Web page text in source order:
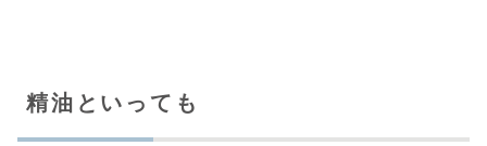
精油といっても